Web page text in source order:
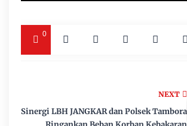
0
NEXT
Sinergi LBH JANGKAR dan Polsek Tambora